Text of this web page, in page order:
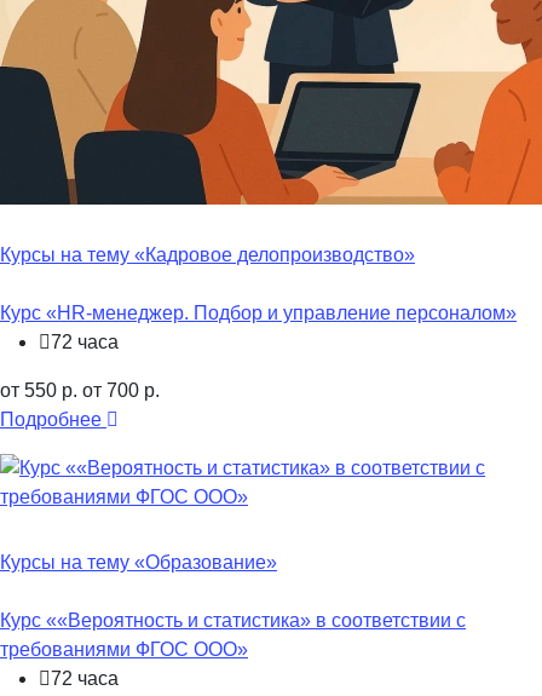
Курсы на тему «Кадровое делопроизводство»
Курс «HR-менеджер. Подбор и управление персоналом»
72 часа
от 550 р. от 700 р.
Подробнее
Курсы на тему «Образование»
Курс ««Вероятность и статистика» в соответствии с
требованиями ФГОС ООО»
72 часа